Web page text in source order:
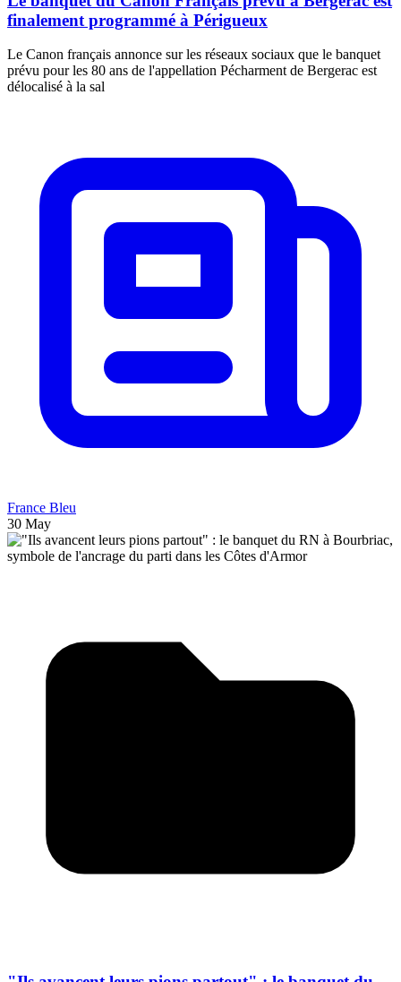
finalement programmé à Périgueux
Le Canon français annonce sur les réseaux sociaux que le banquet
prévu pour les 80 ans de l'appellation Pécharment de Bergerac est
délocalisé à la sal
France Bleu
30 May